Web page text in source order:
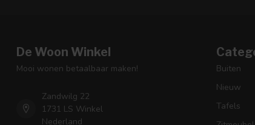
De Woon Winkel
Mooi wonen betaalbaar maken!
Zandwilg 22
1731 LS Winkel
Nederland
Buiten
Nieuw
Tafels